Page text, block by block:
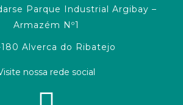
Parque Industrial Argibay –
Armazém Nº1
180 Alverca do Ribatejo
nossa rede social